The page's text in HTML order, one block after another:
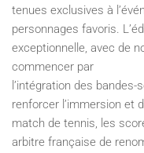
tenues exclusives à
personnages favoris.
exceptionnelle, avec de
commencer par
l’intégration des
renforcer l’immersion et
match de tennis, les
arbitre française de